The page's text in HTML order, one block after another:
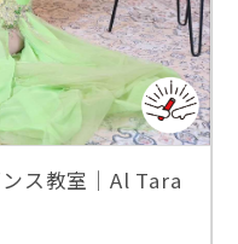
ス教室｜Al Tara